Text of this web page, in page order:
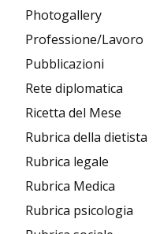
Photogallery
Professione/Lavoro
Pubblicazioni
Rete diplomatica
Ricetta del Mese
Rubrica della dietista
Rubrica legale
Rubrica Medica
Rubrica psicologia